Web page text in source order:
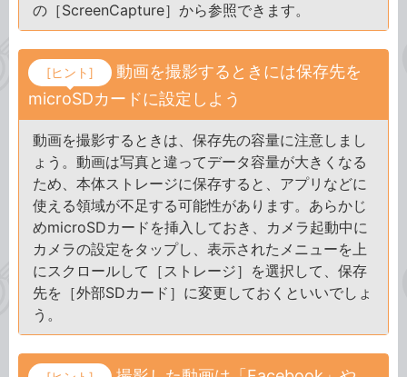
の［ScreenCapture］から参照できます。
[ヒント]
動画を撮影するときには保存先を
microSDカードに設定しよう
動画を撮影するときは、保存先の容量に注意しまし
ょう。動画は写真と違ってデータ容量が大きくなる
ため、本体ストレージに保存すると、アプリなどに
使える領域が不足する可能性があります。あらかじ
めmicroSDカードを挿入しておき、カメラ起動中に
カメラの設定をタップし、表示されたメニューを上
にスクロールして［ストレージ］を選択して、保存
先を［外部SDカード］に変更しておくといいでしょ
う。